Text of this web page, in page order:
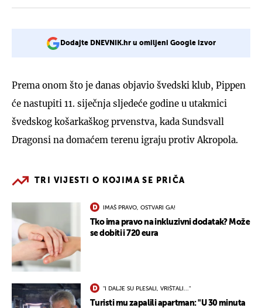
Dodajte DNEVNIK.hr u omiljeni Google izvor
Prema onom što je danas objavio švedski klub, Pippen
će nastupiti 11. siječnja sljedeće godine u utakmici
švedskog košarkaškog prvenstva, kada Sundsvall
Dragonsi na domaćem terenu igraju protiv Akropola.
TRI VIJESTI O KOJIMA SE PRIČA
IMAŠ PRAVO, OSTVARI GA!
Tko ima pravo na inkluzivni dodatak? Može
se dobiti i 720 eura
"I DALJE SU PLESALI, VRIŠTALI..."
Turisti mu zapalili apartman: "U 30 minuta